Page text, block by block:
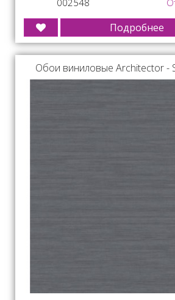
002548
Подробнее
Обои виниловые Architector -